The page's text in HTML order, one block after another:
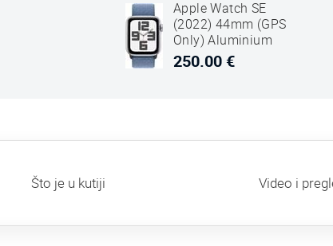
Apple Watch SE
(2022) 44mm (GPS
Only) Aluminium
Case Silver Sport
250.00 €
Što je u kutiji Video i